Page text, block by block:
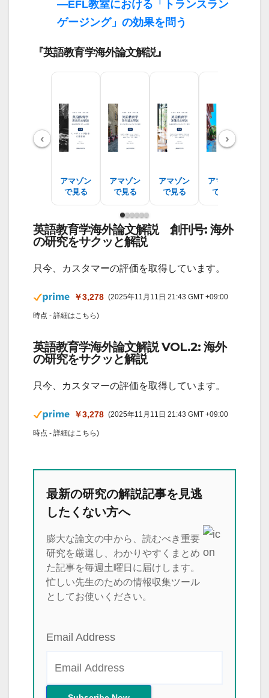
―EFL教室における「トランスラン
ゲージング」の効果を問う
『英語教育学海外論文解説』
‹
アマゾン
で見る
アマゾン
で見る
アマゾン
で見る
アマゾン
で見る
›
英語教育学海外論文解説 創刊号: 海外
の研究をサクッと解説
只今、カスタマーの評価を取得しています。
￥3,278 (2025年11月11日 21:43 GMT +09:00
時点 - 詳細はこちら)
英語教育学海外論文解説 VOL.2: 海外
の研究をサクッと解説
只今、カスタマーの評価を取得しています。
￥3,278 (2025年11月11日 21:43 GMT +09:00
時点 - 詳細はこちら)
最新の研究の解説記事を見逃
したくない方へ
膨大な論文の中から、読むべき重要
研究を厳選し、わかりやすくまとめ
た記事を毎週土曜日に届けします。
忙しい先生のための情報収集ツール
としてお使いください。
Email Address